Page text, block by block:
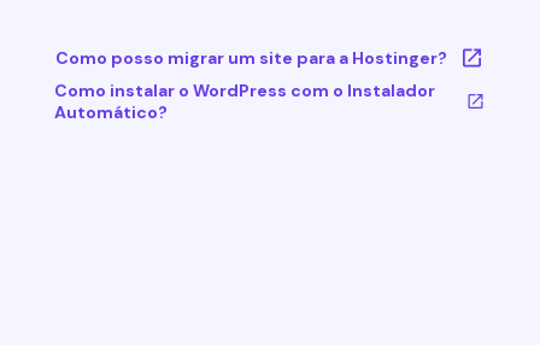
Como posso migrar um site para a Hostinger?
Como instalar o WordPress com o Instalador
Automático?